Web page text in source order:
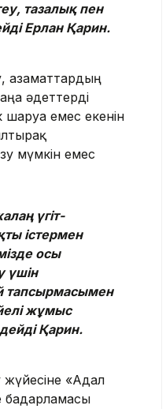
тазалық пен
Ерлан Қарин.
азаматтардың
әдеттерді
шаруа емес екенін
мүмкін емес
үгіт-
істермен
осы
үшін
тапсырмасымен
жұмыс
дейді Қарин.
жүйесіне «Адал
бағдарламасы